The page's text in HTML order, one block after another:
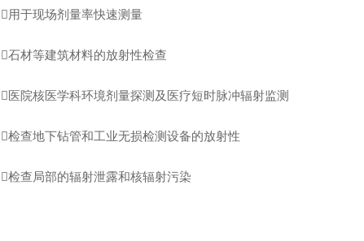
用于现场剂量率快速测量
石材等建筑材料的放射性检查
医院核医学科环境剂量探测及医疗短时脉冲辐射监测
检查地下钻管和工业无损检测设备的放射性
检查局部的辐射泄露和核辐射污染